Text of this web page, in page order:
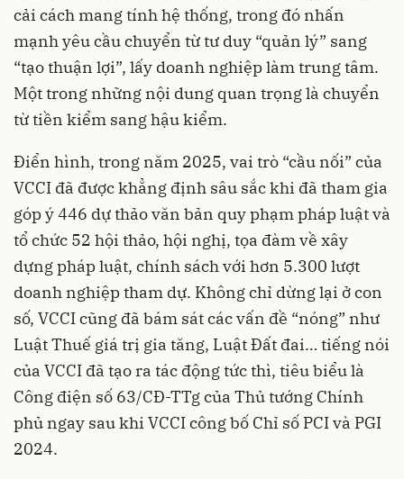
cải cách mang tính hệ thống, trong đó nhấn
mạnh yêu cầu chuyển từ tư duy “quản lý” sang
“tạo thuận lợi”, lấy doanh nghiệp làm trung tâm.
Một trong những nội dung quan trọng là chuyển
từ tiền kiểm sang hậu kiểm.
Điển hình, trong năm 2025, vai trò “cầu nối” của
VCCI đã được khẳng định sâu sắc khi đã tham gia
góp ý 446 dự thảo văn bản quy phạm pháp luật và
tổ chức 52 hội thảo, hội nghị, tọa đàm về xây
dựng pháp luật, chính sách với hơn 5.300 lượt
doanh nghiệp tham dự. Không chỉ dừng lại ở con
số, VCCI cũng đã bám sát các vấn đề “nóng” như
Luật Thuế giá trị gia tăng, Luật Đất đai… tiếng nói
của VCCI đã tạo ra tác động tức thì, tiêu biểu là
Công điện số 63/CĐ-TTg của Thủ tướng Chính
phủ ngay sau khi VCCI công bố Chỉ số PCI và PGI
2024.